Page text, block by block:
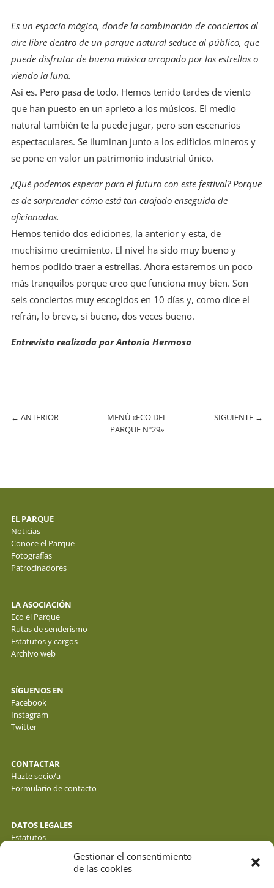
Gestionar el consentimiento
de las cookies
Es un espacio mágico, donde la combinación de conciertos al
aire libre dentro de un parque natural seduce al público, que
puede disfrutar de buena música arropado por las estrellas o
viendo la luna.
Así es. Pero pasa de todo. Hemos tenido tardes de viento
que han puesto en un aprieto a los músicos. El medio
natural también te la puede jugar, pero son escenarios
espectaculares. Se iluminan junto a los edificios mineros y
se pone en valor un patrimonio industrial único.
¿Qué podemos esperar para el futuro con este festival? Porque
es de sorprender cómo está tan cuajado enseguida de
aficionados.
Hemos tenido dos ediciones, la anterior y esta, de
muchísimo crecimiento. El nivel ha sido muy bueno y
hemos podido traer a estrellas. Ahora estaremos un poco
más tranquilos porque creo que funciona muy bien. Son
seis conciertos muy escogidos en 10 días y, como dice el
refrán, lo breve, si bueno, dos veces bueno.
Entrevista realizada por Antonio Hermosa
← ANTERIOR
MENÚ «ECO DEL
PARQUE Nº29»
SIGUIENTE →
EL PARQUE
Noticias
Conoce el Parque
Fotografías
Patrocinadores
LA ASOCIACIÓN
Eco el Parque
Rutas de senderismo
Estatutos y cargos
Archivo web
SÍGUENOS EN
Facebook
Instagram
Twitter
CONTACTAR
Hazte socio/a
Formulario de contacto
DATOS LEGALES
Estatutos
Política de cookies